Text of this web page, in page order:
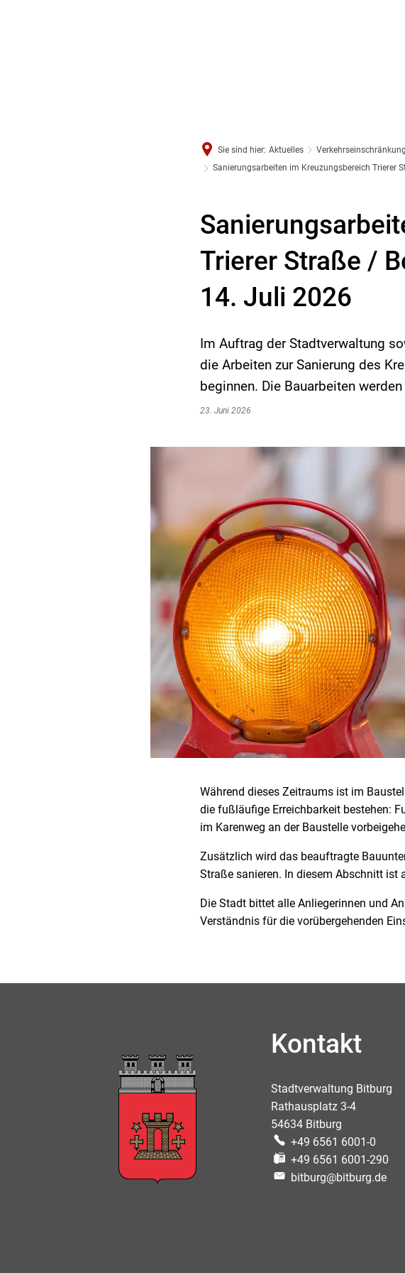
Sie sind hier: Aktuelles
Sanierungsarbeiten im Kreuzungsbereich Trierer
Trierer Straße /
14. Juli 2026
Im Auftrag der Stadtverwaltung
die Arbeiten zur Sanierung des
beginnen. Die Bauarbeiten
23. Juni 2026
Während dieses Zeitraums ist im
die fußläufige Erreichbarkeit bestehen:
im Karenweg an der Baustelle
Zusätzlich wird das beauftragte
Straße sanieren. In diesem Abschnitt ist
Die Stadt bittet alle Anliegerinnen und
Verständnis für die vorübergehenden
Kontakt
Stadtverwaltung Bitburg
Rathausplatz 3-4
54634 Bitburg
+49 6561 6001-0
+49 6561 6001-290
bitburg@bitburg.de